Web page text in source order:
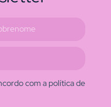
com a política de